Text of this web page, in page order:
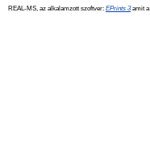
REAL-MS, az alkalamzott szoftver: EPrints 3amit a